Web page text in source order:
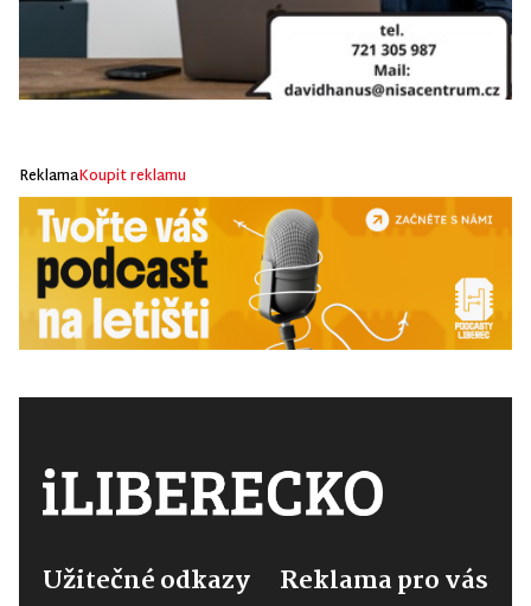
ReklamaKoupit reklamu
Užitečné odkazy Reklama pro vás